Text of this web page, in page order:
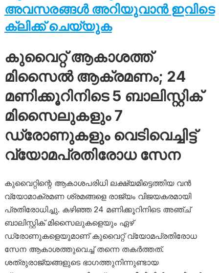
അവസരങ്ങൾ അറിയുവാൻ ഇവിടെ
ക്ലിക്ക് ചെയ്യുക
കുവൈറ്റ് ആകാശത്ത്
മിസൈൽ ആക്രമണം; 24
മണിക്കൂറിനിടെ 5 ബാലിസ്റ്റിക്
മിസൈലുകളും 7
ഡ്രോണുകളും വെടിവെച്ചിട്ട്
വ്യോമപ്രതിരോധ സേന
കുവൈറ്റിന്റെ ആകാശപരിധി ലക്ഷ്യമിട്ടെത്തിയ വൻ
വ്യോമാക്രമണ ശ്രമങ്ങളെ രാജ്യം വിജയകരമായി
പ്രതിരോധിച്ചു. കഴിഞ്ഞ 24 മണിക്കൂറിനിടെ അഞ്ച്
ബാലിസ്റ്റിക് മിസൈലുകളെയും ഏഴ്
ഡ്രോണുകളെയുമാണ് കുവൈറ്റ് വ്യോമപ്രതിരോധ
സേന ആകാശത്തുവെച്ച് തന്നെ തകർത്തത്.
ശത്രുരാജ്യങ്ങളുടെ ഭാഗത്തുനിന്നുണ്ടായ